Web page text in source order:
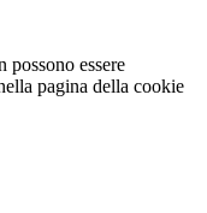
possono essere
pagina della cookie